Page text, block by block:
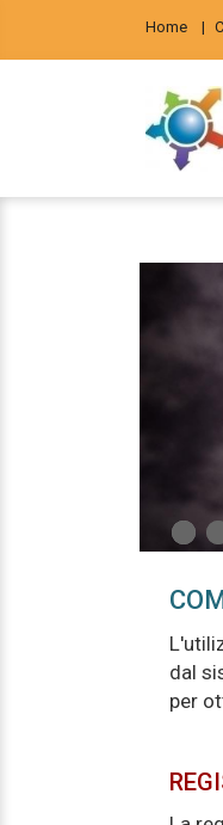
Home
1 2
1 2
dal
per